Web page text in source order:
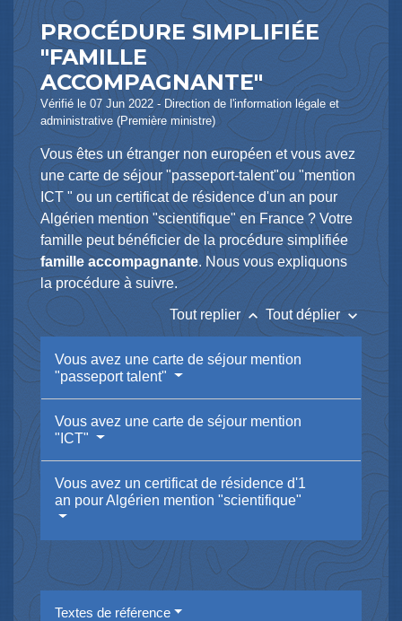
PROCÉDURE SIMPLIFIÉE
"FAMILLE
ACCOMPAGNANTE"
Vérifié le 07 Jun 2022 - Direction de l'information légale et
administrative (Première ministre)
Vous êtes un étranger non européen et vous avez
une carte de séjour "passeport-talent"ou "mention
ICT " ou un certificat de résidence d'un an pour
Algérien mention "scientifique" en France ? Votre
famille peut bénéficier de la procédure simplifiée
famille accompagnante. Nous vous expliquons
la procédure à suivre.
Tout replierkeyboard_arrow_up Tout déplierkeyboard_arrow_down
Vous avez une carte de séjour mention
"passeport talent"
Vous avez une carte de séjour mention
"ICT"
Vous avez un certificat de résidence d'1
an pour Algérien mention "scientifique"
Textes de référence